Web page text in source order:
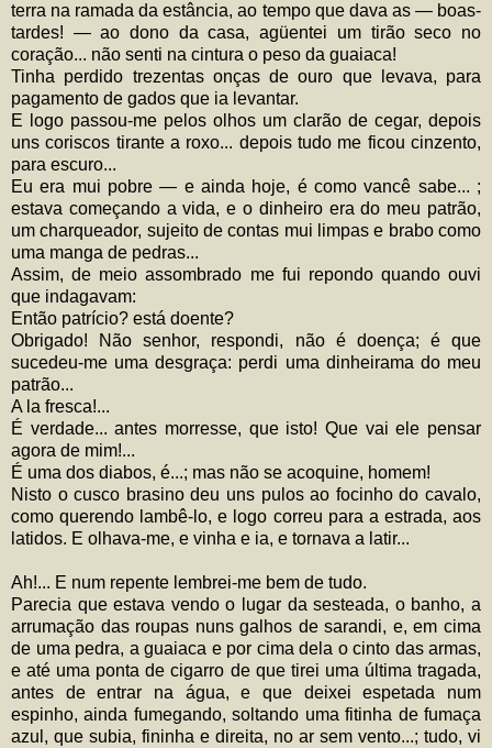
terra na ramada da estância, ao tempo que dava as — boas-
tardes! — ao dono da casa, agüentei um tirão seco no
coração... não senti na cintura o peso da guaiaca!
Tinha perdido trezentas onças de ouro que levava, para
pagamento de gados que ia levantar.
E logo passou-me pelos olhos um clarão de cegar, depois
uns coriscos tirante a roxo... depois tudo me ficou cinzento,
para escuro...
Eu era mui pobre — e ainda hoje, é como vancê sabe... ;
estava começando a vida, e o dinheiro era do meu patrão,
um charqueador, sujeito de contas mui limpas e brabo como
uma manga de pedras...
Assim, de meio assombrado me fui repondo quando ouvi
que indagavam:
Então patrício? está doente?
Obrigado! Não senhor, respondi, não é doença; é que
sucedeu-me uma desgraça: perdi uma dinheirama do meu
patrão...
A la fresca!...
É verdade... antes morresse, que isto! Que vai ele pensar
agora de mim!...
É uma dos diabos, é...; mas não se acoquine, homem!
Nisto o cusco brasino deu uns pulos ao focinho do cavalo,
como querendo lambê-lo, e logo correu para a estrada, aos
latidos. E olhava-me, e vinha e ia, e tornava a latir...
Ah!... E num repente lembrei-me bem de tudo.
Parecia que estava vendo o lugar da sesteada, o banho, a
arrumação das roupas nuns galhos de sarandi, e, em cima
de uma pedra, a guaiaca e por cima dela o cinto das armas,
e até uma ponta de cigarro de que tirei uma última tragada,
antes de entrar na água, e que deixei espetada num
espinho, ainda fumegando, soltando uma fitinha de fumaça
azul, que subia, fininha e direita, no ar sem vento...; tudo, vi